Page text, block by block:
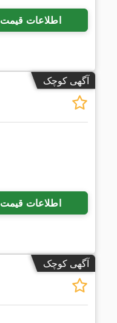
اطلاعات قیمت
آگهی کوچک
اطلاعات قیمت
آگهی کوچک